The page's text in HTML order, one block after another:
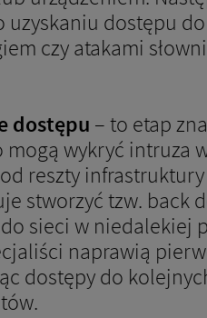
dostępu
czy atakami
dostępu – to etap
wykryć intruza
reszty
stworzyć tzw. back
sieci w niedalekiej
naprawią
dostępy do